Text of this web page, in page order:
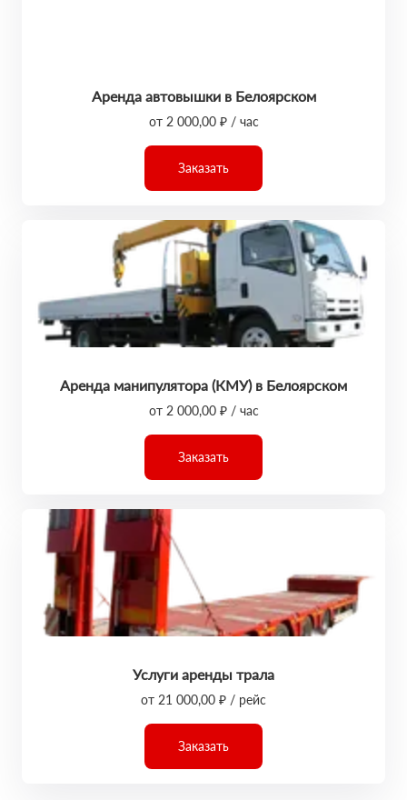
Аренда автовышки в Белоярском
от 2 000,00 ₽ / час
Заказать
Аренда манипулятора (КМУ) в Белоярском
от 2 000,00 ₽ / час
Заказать
Услуги аренды трала
от 21 000,00 ₽ / рейс
Заказать